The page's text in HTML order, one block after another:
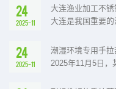
24
2025-11
大连渔业加工不锈
大连是我国重要
24
2025-11
潮湿环境专用手拉
2025年11月5日，